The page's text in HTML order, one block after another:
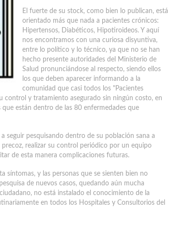
El fuerte de su stock, como bien lo publican, está
orientado más que nada a pacientes crónicos:
Hipertensos, Diabéticos, Hipotiroideos. Y aquí
nos encontramos con una curiosa disyuntiva,
entre lo político y lo técnico, ya que no se han
hecho presente autoridades del Ministerio de
Salud pronunciándose al respecto, siendo ellos
los que deben aparecer informando a la
comunidad que casi todos los "Pacientes
control y tratamiento asegurado sin ningún costo, en
están dentro de las 80 enfermedades que
seguir pesquisando dentro de su población sana a
realizar su control periódico por un equipo
de esta manera complicaciones futuras.
síntomas, y las personas que se sienten bien no
de nuevos casos, quedando aún mucha
no está instalado el conocimiento de la
en todos los Hospitales y Consultorios del